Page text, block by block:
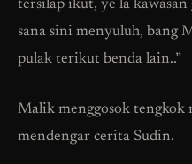
tersilap ikut, ye la kawasan
sana sini menyuluh, bang
pulak terikut benda lain..”
Malik menggosok tengkok
mendengar cerita Sudin.